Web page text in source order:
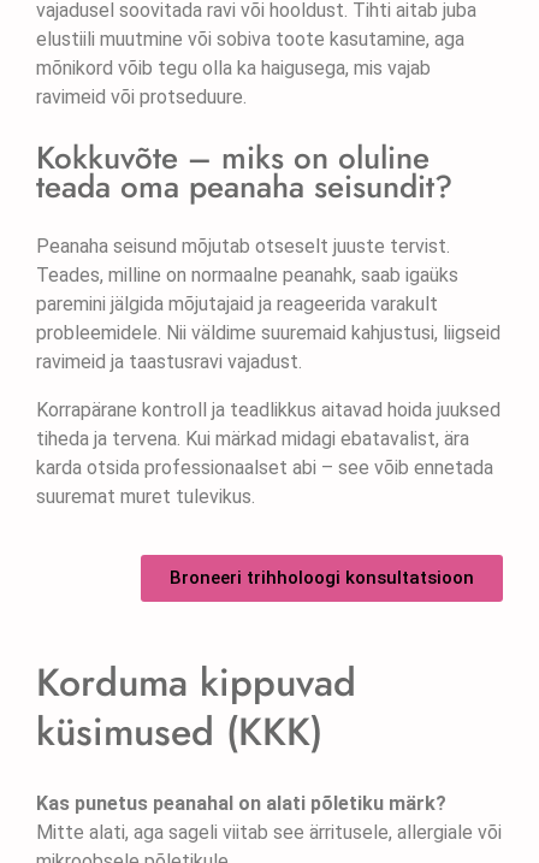
vajadusel soovitada ravi või hooldust. Tihti aitab juba
elustiili muutmine või sobiva toote kasutamine, aga
mõnikord võib tegu olla ka haigusega, mis vajab
ravimeid või protseduure.
Kokkuvõte – miks on oluline
teada oma peanaha seisundit?
Peanaha seisund mõjutab otseselt juuste tervist.
Teades, milline on normaalne peanahk, saab igaüks
paremini jälgida mõjutajaid ja reageerida varakult
probleemidele. Nii väldime suuremaid kahjustusi, liigseid
ravimeid ja taastusravi vajadust.
Korrapärane kontroll ja teadlikkus aitavad hoida juuksed
tiheda ja tervena. Kui märkad midagi ebatavalist, ära
karda otsida professionaalset abi – see võib ennetada
suuremat muret tulevikus.
Broneeri trihholoogi konsultatsioon
Korduma kippuvad
küsimused (KKK)
Kas punetus peanahal on alati põletiku märk?
Mitte alati, aga sageli viitab see ärritusele, allergiale või